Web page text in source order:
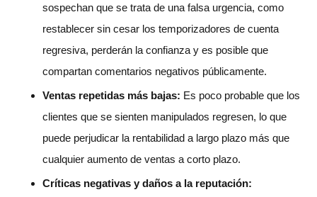
sospechan que se trata de una falsa urgencia, como
restablecer sin cesar los temporizadores de cuenta
regresiva, perderán la confianza y es posible que
compartan comentarios negativos públicamente.
Ventas repetidas más bajas: Es poco probable que los
clientes que se sienten manipulados regresen, lo que
puede perjudicar la rentabilidad a largo plazo más que
cualquier aumento de ventas a corto plazo.
Críticas negativas y daños a la reputación: